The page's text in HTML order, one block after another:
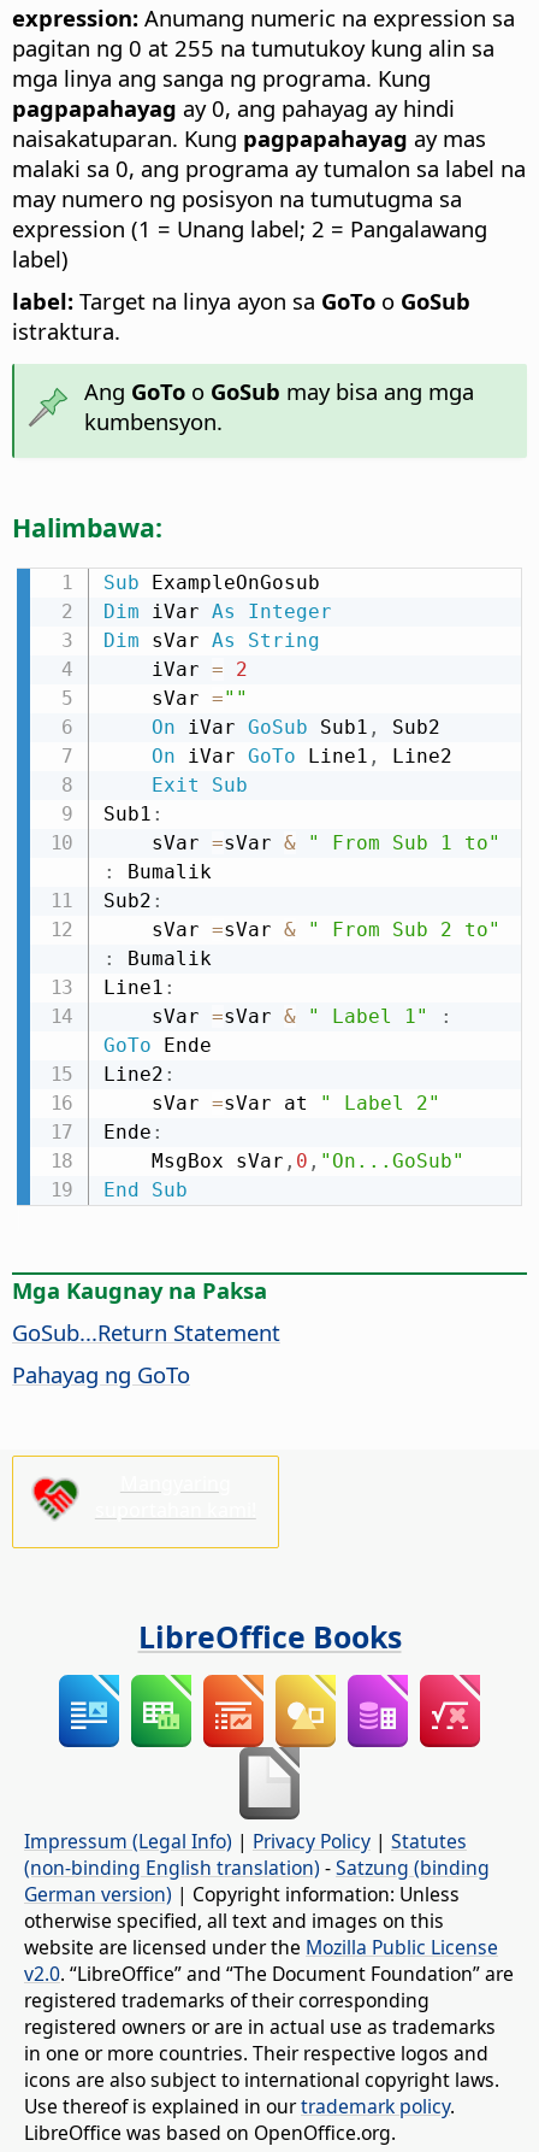
expression: Anumang numeric na expression sa
pagitan ng 0 at 255 na tumutukoy kung alin sa
mga linya ang sanga ng programa. Kung
pagpapahayag ay 0, ang pahayag ay hindi
naisakatuparan. Kung pagpapahayag ay mas
malaki sa 0, ang programa ay tumalon sa label na
may numero ng posisyon na tumutugma sa
expression (1 = Unang label; 2 = Pangalawang
label)
label: Target na linya ayon sa GoTo o GoSub
istraktura.
Ang GoTooGoSub may bisa ang mga
kumbensyon.
Halimbawa:
Sub
Dim iVar As
Integer
Dim sVar As
String
    iVar
=
2
    sVar
=""
On iVar GoSub Sub1 ,
Sub2
On iVar GoTo Line1 ,
Line2
Exit
Sub
Sub1 :
    sVar
=sVar &
" From Sub 1 to"
:
Bumalik
Sub2 :
    sVar
=sVar &
" From Sub 2 to"
:
Bumalik
Line1 :
    sVar
=sVar & " Label 1"
:
GoTo Ende
Line2 :
    sVar
=sVar at
" Label 2"
Ende :
    MsgBox sVar
, 0 , "On...GoSub"
End
Sub
Mga Kaugnay na Paksa
GoSub...Return Statement
Pahayag ng GoTo
LibreOffice Books
Impressum (Legal Info) | Privacy Policy | Statutes
(non-binding English translation) -Satzung (binding
German version) | Copyright information: Unless
otherwise specified, all text and images on this
website are licensed under the Mozilla Public License
v2.0. “LibreOffice” and “The Document Foundation” are
registered trademarks of their corresponding
registered owners or are in actual use as trademarks
in one or more countries. Their respective logos and
icons are also subject to international copyright laws.
Use thereof is explained in ourtrademark policy.
LibreOffice was based on OpenOffice.org.